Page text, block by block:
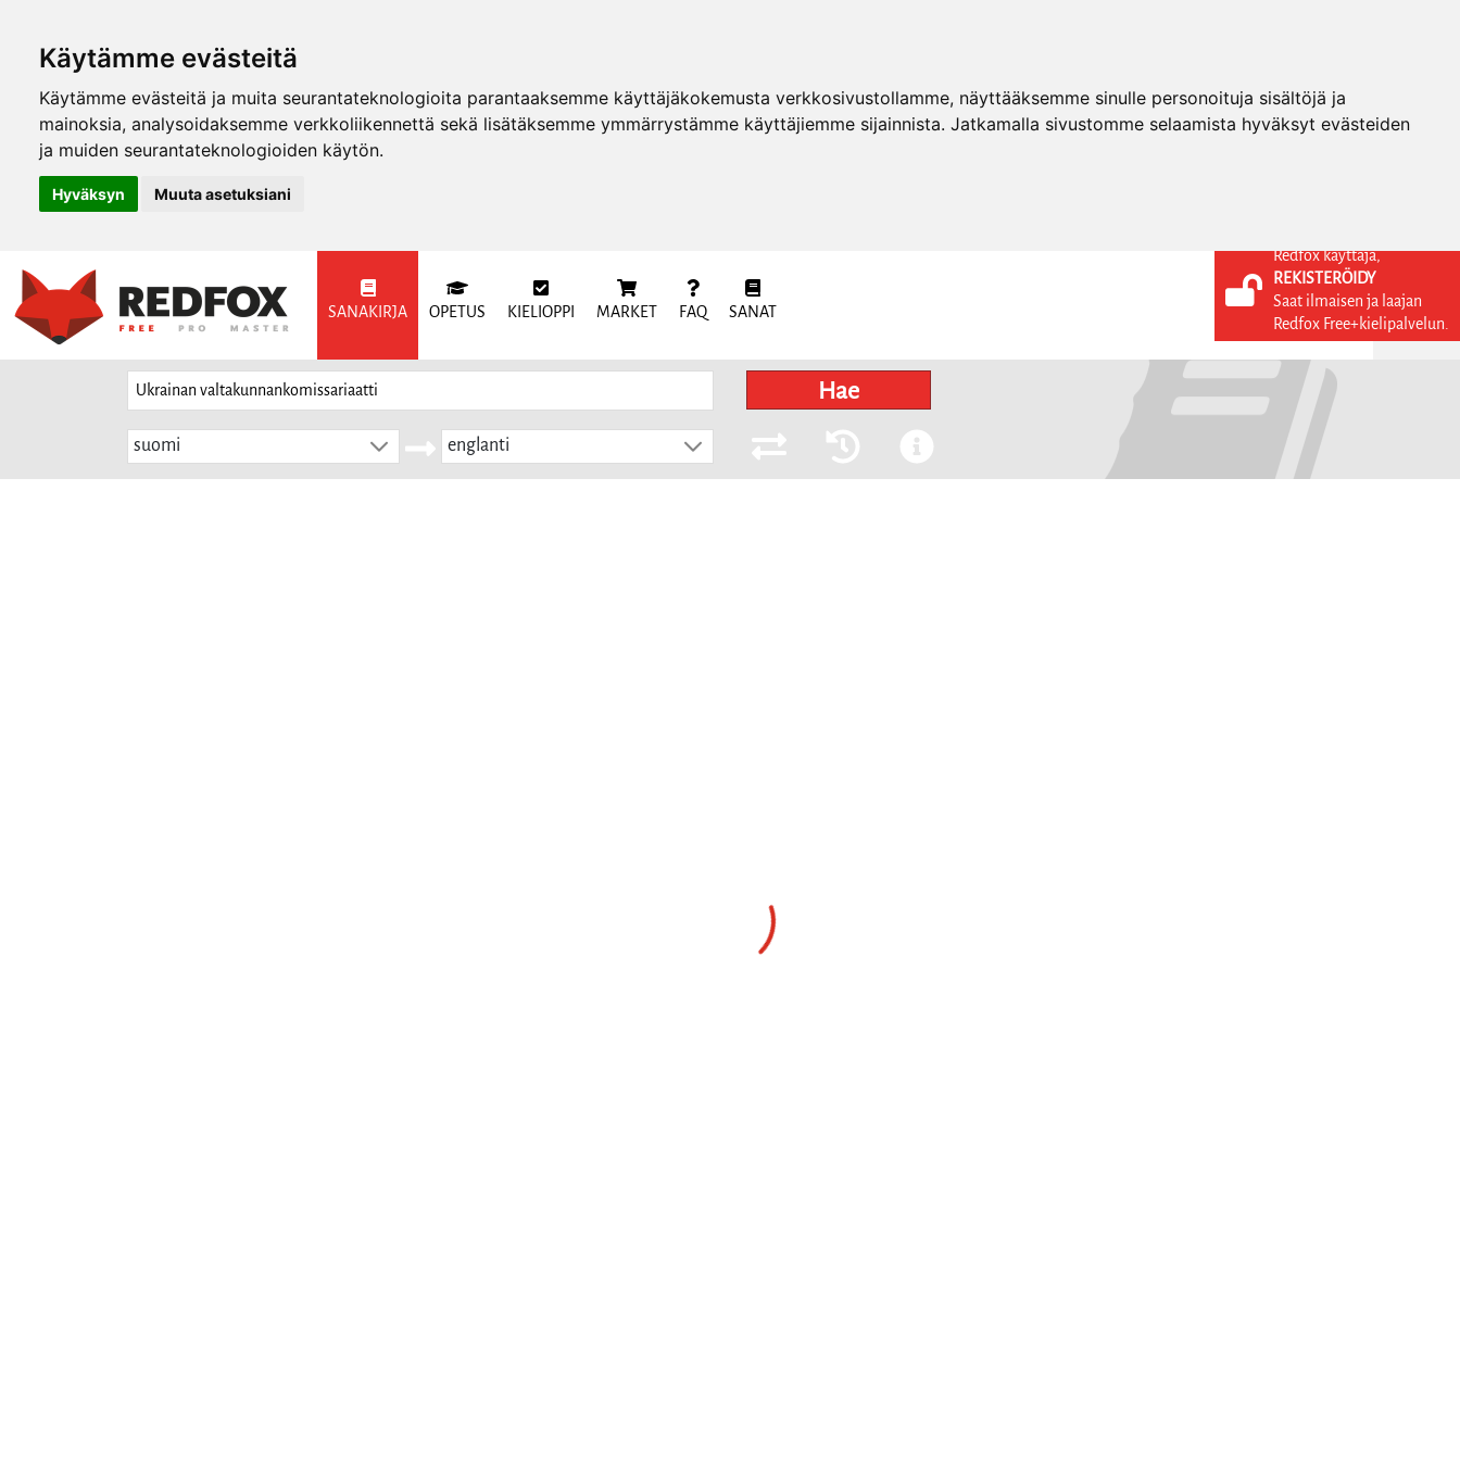
Käytämme evästeitä
Käytämme evästeitä ja muita seurantateknologioita parantaaksemme käyttäjäkokemusta verkkosivustollamme, näyttääksemme sinulle personoituja sisältöjä ja
mainoksia, analysoidaksemme verkkoliikennettä sekä lisätäksemme ymmärrystämme käyttäjiemme sijainnista. Jatkamalla sivustomme selaamista hyväksyt evästeiden
ja muiden seurantateknologioiden käytön.
Hyväksyn Muuta asetuksiani
SANAKIRJA OPETUS KIELIOPPI MARKET FAQ SANAT
KIRJAUDU SISÄÄN
REKISTERÖIDY
Hae
suomi englanti
Redfox käyttäjä,
REKISTERÖIDY
Saat ilmaisen ja laajan
Redfox Free+kielipalvelun.